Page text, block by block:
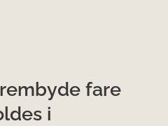
fare
i